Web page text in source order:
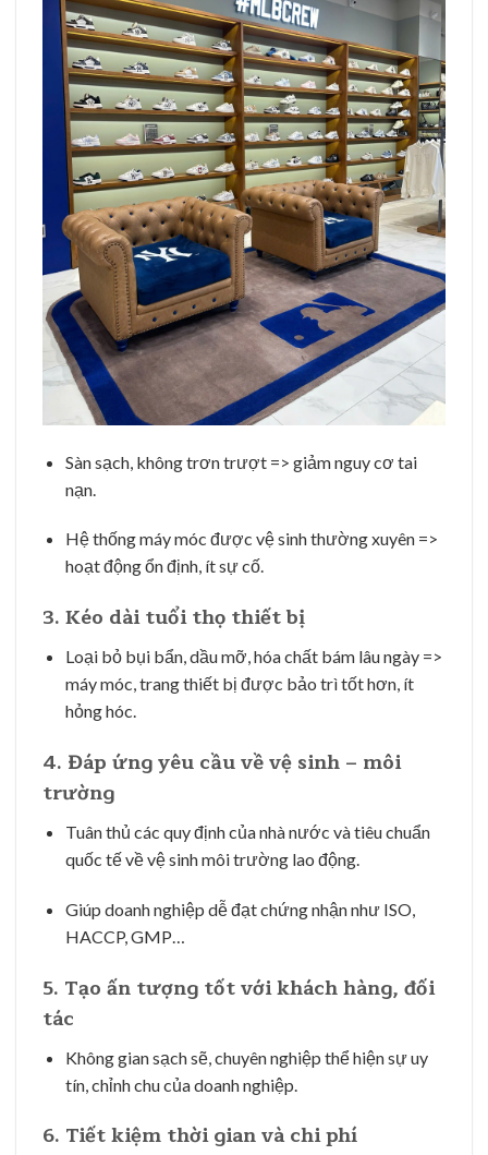
Sàn sạch, không trơn trượt => giảm nguy cơ tai
nạn.
Hệ thống máy móc được vệ sinh thường xuyên =>
hoạt động ổn định, ít sự cố.
3. Kéo dài tuổi thọ thiết bị
Loại bỏ bụi bẩn, dầu mỡ, hóa chất bám lâu ngày =>
máy móc, trang thiết bị được bảo trì tốt hơn, ít
hỏng hóc.
4. Đáp ứng yêu cầu về vệ sinh – môi
trường
Tuân thủ các quy định của nhà nước và tiêu chuẩn
quốc tế về vệ sinh môi trường lao động.
Giúp doanh nghiệp dễ đạt chứng nhận như ISO,
HACCP, GMP…
5. Tạo ấn tượng tốt với khách hàng, đối
tác
Không gian sạch sẽ, chuyên nghiệp thể hiện sự uy
tín, chỉnh chu của doanh nghiệp.
6. Tiết kiệm thời gian và chi phí